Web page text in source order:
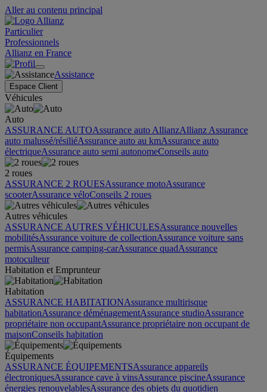
Aller au contenu principal
Particulier
Professionnels
Allianz en France
Assistance
Espace Client
Véhicules
Auto
ASSURANCE AUTOAssurance auto AllianzAllianz Assurance
auto malussé/résiliéAssurance auto au kmAssurance auto
électriqueAssurance auto semi autonomeConseils auto
2 roues
ASSURANCE 2 ROUESAssurance motoAssurance
scooterAssurance véloConseils 2 roues
Autres véhicules
ASSURANCE AUTRES VÉHICULESAssurance nouvelles
mobilitésAssurance voiture de collectionAssurance voiture sans
permisAssurance camping-carAssurance quadAssurance
motoculteur
Habitation et Emprunteur
Habitation
ASSURANCE HABITATIONAssurance multirisque
habitationAssurance déménagementAssurance studioAssurance
propriétaire non occupantAssurance propriétaire non occupant de
maisonConseils habitation
Équipements
ASSURANCE ÉQUIPEMENTSAssurance appareils
électroniquesAssurance cave à vinsAssurance piscineAssurance
énergies renouvelablesAssurance des objets du quotidien